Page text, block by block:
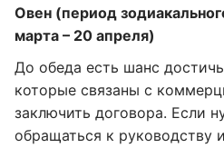
Овен (период
марта – 20 апреля)
До обеда есть шанс
которые связаны с
заключить договора. Если
обращаться к руководству